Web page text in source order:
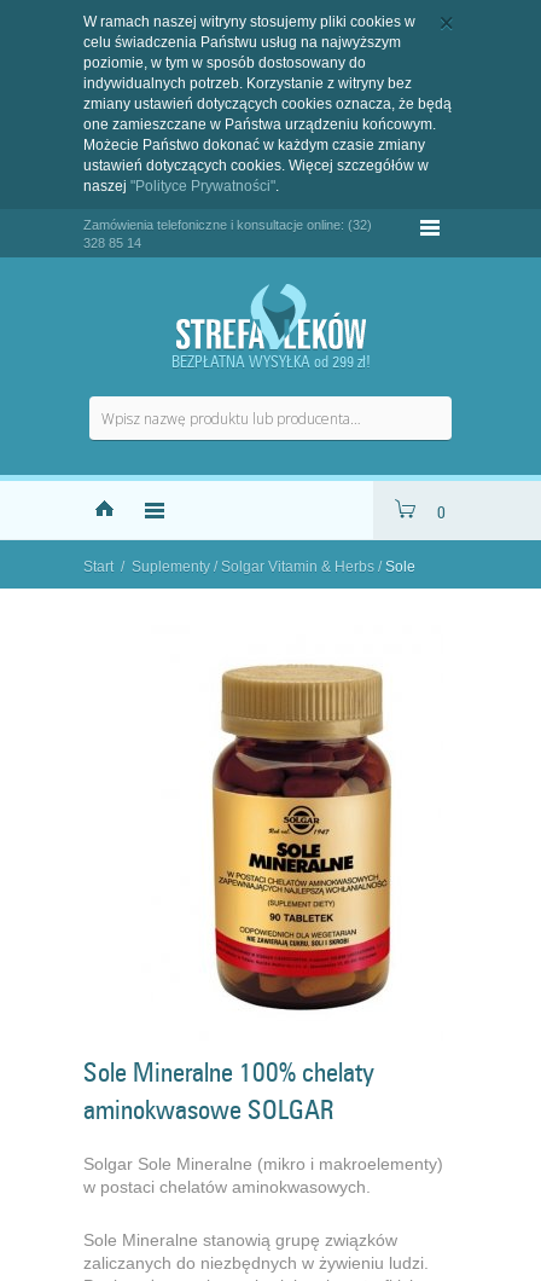
W ramach naszej witryny stosujemy pliki cookies w
celu świadczenia Państwu usług na najwyższym
poziomie, w tym w sposób dostosowany do
indywidualnych potrzeb. Korzystanie z witryny bez
zmiany ustawień dotyczących cookies oznacza, że będą
one zamieszczane w Państwa urządzeniu końcowym.
Możecie Państwo dokonać w każdym czasie zmiany
ustawień dotyczących cookies. Więcej szczegółów w
naszej "Polityce Prywatności".
Zamówienia telefoniczne i konsultacje online: (32)
328 85 14
BEZPŁATNA WYSYŁKA od 299 zł!
0
Start / Suplementy / Solgar Vitamin & Herbs / Sole
Sole Mineralne 100% chelaty
aminokwasowe SOLGAR
Solgar Sole Mineralne (mikro i makroelementy)
w postaci chelatów aminokwasowych.
Sole Mineralne stanowią grupę związków
zaliczanych do niezbędnych w żywieniu ludzi.